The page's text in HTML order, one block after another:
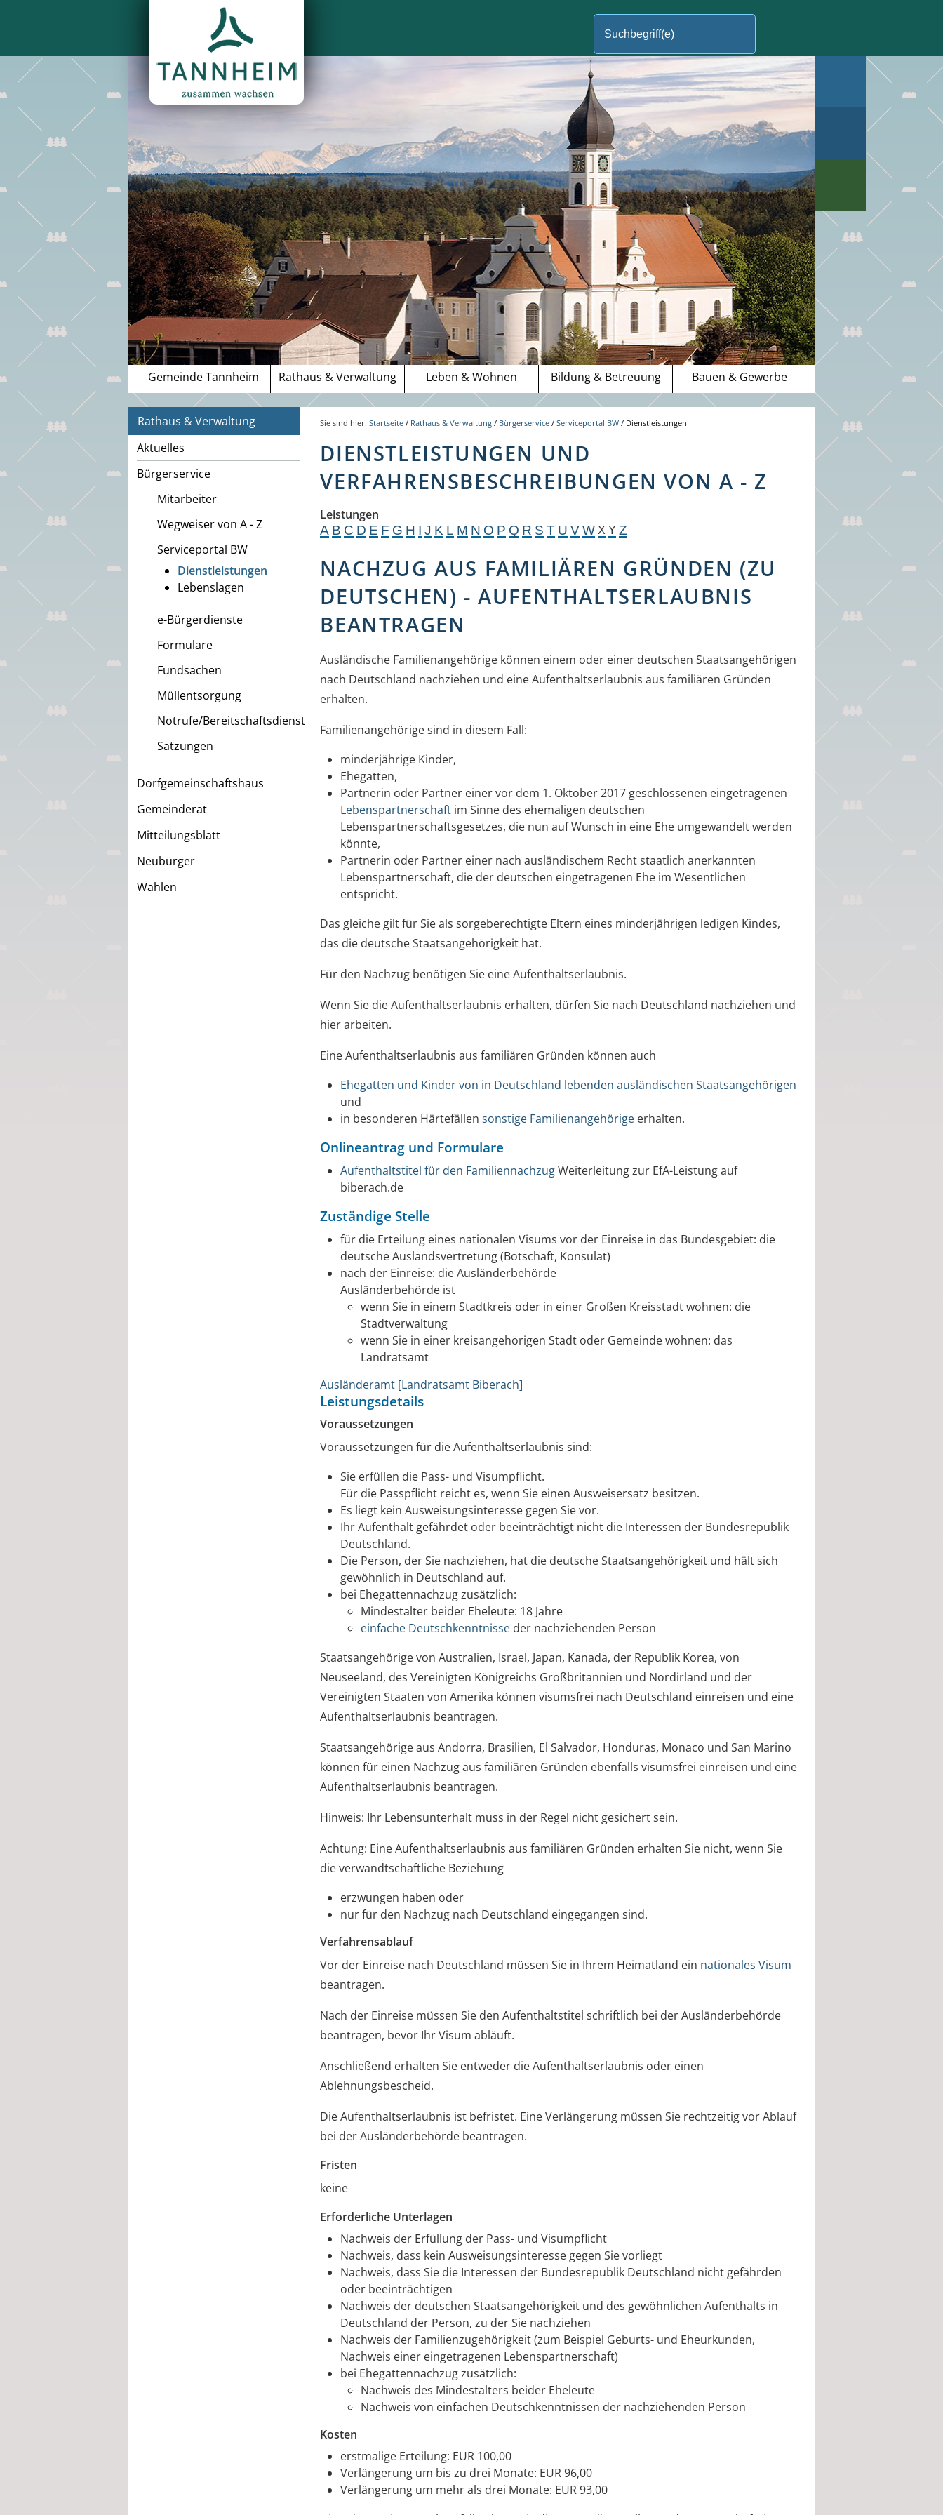
Gemeinde Tannheim Rathaus & Verwaltung Leben & Wohnen Bildung & Betreuung Bauen & Gewerbe
Rathaus & Verwaltung
Aktuelles
Bürgerservice
Mitarbeiter
Wegweiser von A - Z
Serviceportal BW
Dienstleistungen
Lebenslagen
e-Bürgerdienste
Formulare
Fundsachen
Müllentsorgung
Notrufe/Bereitschaftsdienst
Satzungen
Dorfgemeinschaftshaus
Gemeinderat
Mitteilungsblatt
Neubürger
Wahlen
Sie sind hier:Startseite / Rathaus & Verwaltung / Bürgerservice /Serviceportal BW / Dienstleistungen
DIENSTLEISTUNGEN UND
VERFAHRENSBESCHREIBUNGEN VON A - Z
Leistungen
A B C D E F G H I J K L M N O P Q R S T U V W X Y Z
NACHZUG AUS FAMILIÄREN GRÜNDEN (ZU
DEUTSCHEN) - AUFENTHALTSERLAUBNIS
BEANTRAGEN
Ausländische Familienangehörige können einem oder einer deutschen Staatsangehörigen
nach Deutschland nachziehen und eine Aufenthaltserlaubnis aus familiären Gründen
erhalten.
Familienangehörige sind in diesem Fall:
minderjährige Kinder,
Ehegatten,
Partnerin oder Partner einer vor dem 1. Oktober 2017 geschlossenen eingetragenen
Lebenspartnerschaft im Sinne des ehemaligen deutschen
Lebenspartnerschaftsgesetzes, die nun auf Wunsch in eine Ehe umgewandelt werden
könnte,
Partnerin oder Partner einer nach ausländischem Recht staatlich anerkannten
Lebenspartnerschaft, die der deutschen eingetragenen Ehe im Wesentlichen
entspricht.
Das gleiche gilt für Sie als sorgeberechtigte Eltern eines minderjährigen ledigen Kindes,
das die deutsche Staatsangehörigkeit hat.
Für den Nachzug benötigen Sie eine Aufenthaltserlaubnis.
Wenn Sie die Aufenthaltserlaubnis erhalten, dürfen Sie nach Deutschland nachziehen und
hier arbeiten.
Eine Aufenthaltserlaubnis aus familiären Gründen können auch
Ehegatten und Kinder von in Deutschland lebenden ausländischen Staatsangehörigen
und
in besonderen Härtefällensonstige Familienangehörige erhalten.
Onlineantrag und Formulare
Aufenthaltstitel für den FamiliennachzugWeiterleitung zur EfA-Leistung auf
biberach.de
Zuständige Stelle
für die Erteilung eines nationalen Visums vor der Einreise in das Bundesgebiet: die
deutsche Auslandsvertretung (Botschaft, Konsulat)
nach der Einreise: die Ausländerbehörde
Ausländerbehörde ist
wenn Sie in einem Stadtkreis oder in einer Großen Kreisstadt wohnen: die
Stadtverwaltung
wenn Sie in einer kreisangehörigen Stadt oder Gemeinde wohnen: das
Landratsamt
Ausländeramt [Landratsamt Biberach]
Leistungsdetails
Voraussetzungen
Voraussetzungen für die Aufenthaltserlaubnis sind:
Sie erfüllen die Pass- und Visumpflicht.
Für die Passpflicht reicht es, wenn Sie einen Ausweisersatz besitzen.
Es liegt kein Ausweisungsinteresse gegen Sie vor.
Ihr Aufenthalt gefährdet oder beeinträchtigt nicht die Interessen der Bundesrepublik
Deutschland.
Die Person, der Sie nachziehen, hat die deutsche Staatsangehörigkeit und hält sich
gewöhnlich in Deutschland auf.
bei Ehegattennachzug zusätzlich:
Mindestalter beider Eheleute: 18 Jahre
einfache Deutschkenntnisse der nachziehenden Person
Staatsangehörige von Australien, Israel, Japan, Kanada, der Republik Korea, von
Neuseeland, des Vereinigten Königreichs Großbritannien und Nordirland und der
Vereinigten Staaten von Amerika können visumsfrei nach Deutschland einreisen und eine
Aufenthaltserlaubnis beantragen.
Staatsangehörige aus Andorra, Brasilien, El Salvador, Honduras, Monaco und San Marino
können für einen Nachzug aus familiären Gründen ebenfalls visumsfrei einreisen und eine
Aufenthaltserlaubnis beantragen.
Hinweis: Ihr Lebensunterhalt muss in der Regel nicht gesichert sein.
Achtung: Eine Aufenthaltserlaubnis aus familiären Gründen erhalten Sie nicht, wenn Sie
die verwandtschaftliche Beziehung
erzwungen haben oder
nur für den Nachzug nach Deutschland eingegangen sind.
Verfahrensablauf
Vor der Einreise nach Deutschland müssen Sie in Ihrem Heimatland ein nationales Visum
beantragen.
Nach der Einreise müssen Sie den Aufenthaltstitel schriftlich bei der Ausländerbehörde
beantragen, bevor Ihr Visum abläuft.
Anschließend erhalten Sie entweder die Aufenthaltserlaubnis oder einen
Ablehnungsbescheid.
Die Aufenthaltserlaubnis ist befristet. Eine Verlängerung müssen Sie rechtzeitig vor Ablauf
bei der Ausländerbehörde beantragen.
Fristen
keine
Erforderliche Unterlagen
Nachweis der Erfüllung der Pass- und Visumpflicht
Nachweis, dass kein Ausweisungsinteresse gegen Sie vorliegt
Nachweis, dass Sie die Interessen der Bundesrepublik Deutschland nicht gefährden
oder beeinträchtigen
Nachweis der deutschen Staatsangehörigkeit und des gewöhnlichen Aufenthalts in
Deutschland der Person, zu der Sie nachziehen
Nachweis der Familienzugehörigkeit (zum Beispiel Geburts- und Eheurkunden,
Nachweis einer eingetragenen Lebenspartnerschaft)
bei Ehegattennachzug zusätzlich:
Nachweis des Mindestalters beider Eheleute
Nachweis von einfachen Deutschkenntnissen der nachziehenden Person
Kosten
erstmalige Erteilung: EUR 100,00
Verlängerung um bis zu drei Monate: EUR 96,00
Verlängerung um mehr als drei Monate: EUR 93,00